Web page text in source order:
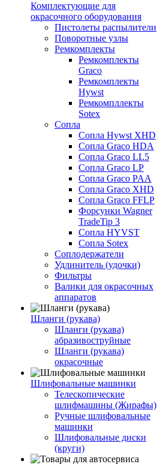
Комплектующие для
окрасочного оборудования
Пистолеты распылители
Поворотные узлы
Ремкомплекты
Ремкомплекты
Graco
Ремкомплекты
Hywst
Ремкомпллекты
Sotex
Сопла
Сопла Hywst XHD
Сопла Graco HDA
Сопла Graco LL5
Сопла Graco LP
Сопла Graco PAA
Сопла Graco XHD
Сопла Graco FFLP
Форсунки Wagner
TradeTip 3
Сопла HYVST
Сопла Sotex
Соплодержатели
Удлинитель (удочки)
Фильтры
Валики для окрасочных
аппаратов
Шланги (рукава)
Шланги (рукава)
абразивоструйные
Шланги (рукава)
окрасочные
Шлифовальные машинки
Телескопические
шлифмашины (Жирафы)
Ручные шлифовальные
машинки
Шлифовальные диски
(круги)